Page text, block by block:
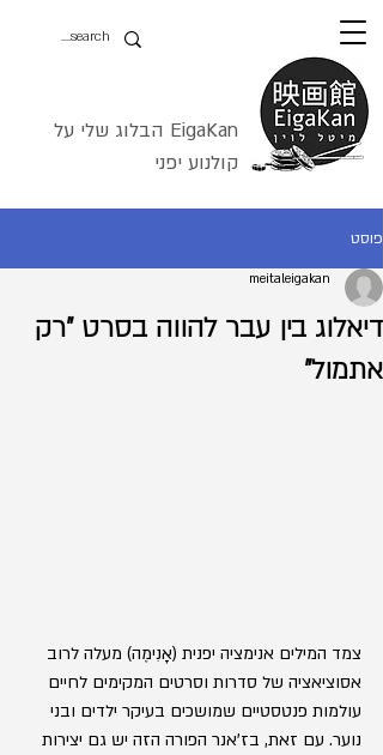
EigaKan הבלוג שלי על
קולנוע יפני
פוסט
דיאלוג בין עבר להווה בסרט "רק
אתמול"
meitaleigakan
צמד המילים אנימציה יפנית (אָנִימֶה) מעלה לרוב
אסוציאציה של סדרות וסרטים המקימים לחיים
עולמות פנטסטיים שמושכים בעיקר ילדים ובני
נוער. עם זאת, בז'אנר הפורה הזה יש גם יצירות